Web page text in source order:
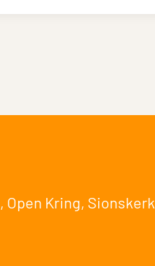
, Open Kring, Sionskerk